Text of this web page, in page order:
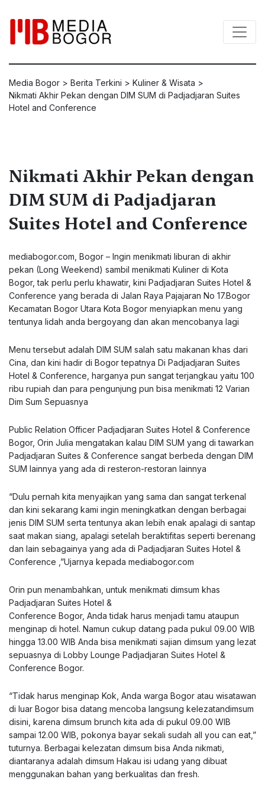
Media Bogor > Berita Terkini > Kuliner & Wisata >
Nikmati Akhir Pekan dengan DIM SUM di Padjadjaran Suites
Hotel and Conference
Nikmati Akhir Pekan dengan
DIM SUM di Padjadjaran
Suites Hotel and Conference
mediabogor.com, Bogor – Ingin menikmati liburan di akhir
pekan (Long Weekend) sambil menikmati Kuliner di Kota
Bogor, tak perlu perlu khawatir, kini Padjadjaran Suites Hotel &
Conference yang berada di Jalan Raya Pajajaran No 17.Bogor
Kecamatan Bogor Utara Kota Bogor menyiapkan menu yang
tentunya lidah anda bergoyang dan akan mencobanya lagi
Menu tersebut adalah DIM SUM salah satu makanan khas dari
Cina, dan kini hadir di Bogor tepatnya Di Padjadjaran Suites
Hotel & Conference, harganya pun sangat terjangkau yaitu 100
ribu rupiah dan para pengunjung pun bisa menikmati 12 Varian
Dim Sum Sepuasnya
Public Relation Officer Padjadjaran Suites Hotel & Conference
Bogor, Orin Julia mengatakan kalau DIM SUM yang di tawarkan
Padjadjaran Suites & Conference sangat berbeda dengan DIM
SUM lainnya yang ada di resteron-restoran lainnya
“Dulu pernah kita menyajikan yang sama dan sangat terkenal
dan kini sekarang kami ingin meningkatkan dengan berbagai
jenis DIM SUM serta tentunya akan lebih enak apalagi di santap
saat makan siang, apalagi setelah beraktifitas seperti berenang
dan lain sebagainya yang ada di Padjadjaran Suites Hotel &
Conference ,”Ujarnya kepada mediabogor.com
Orin pun menambahkan, untuk menikmati dimsum khas
Padjadjaran Suites Hotel &
Conference Bogor, Anda tidak harus menjadi tamu ataupun
menginap di hotel. Namun cukup datang pada pukul 09.00 WIB
hingga 13.00 WIB Anda bisa menikmati sajian dimsum yang lezat
sepuasnya di Lobby Lounge Padjadjaran Suites Hotel &
Conference Bogor.
“Tidak harus menginap Kok, Anda warga Bogor atau wisatawan
di luar Bogor bisa datang mencoba langsung kelezatandimsum
disini, karena dimsum brunch kita ada di pukul 09.00 WIB
sampai 12.00 WIB, pokonya bayar sekali sudah all you can eat,”
tuturnya. Berbagai kelezatan dimsum bisa Anda nikmati,
diantaranya adalah dimsum Hakau isi udang yang dibuat
menggunakan bahan yang berkualitas dan fresh.